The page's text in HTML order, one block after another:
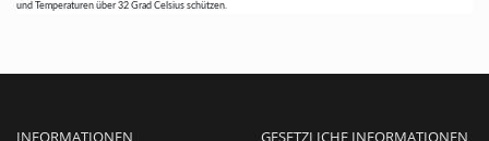
und Temperaturen über 32 Grad Celsius schützen.
INFORMATIONEN GESETZLICHE INFORMATIONEN